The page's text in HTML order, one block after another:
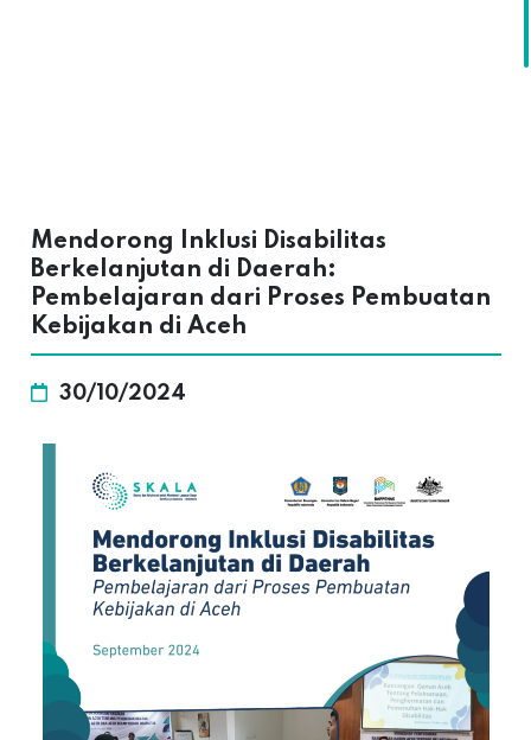
Mendorong Inklusi Disabilitas
Berkelanjutan di Daerah:
Pembelajaran dari Proses Pembuatan
Kebijakan di Aceh
30/10/2024